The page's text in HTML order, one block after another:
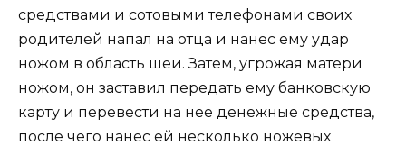
средствами и сотовыми телефонами своих
родителей напал на отца и нанес ему удар
ножом в область шеи. Затем, угрожая матери
ножом, он заставил передать ему банковскую
карту и перевести на нее денежные средства,
после чего нанес ей несколько ножевых